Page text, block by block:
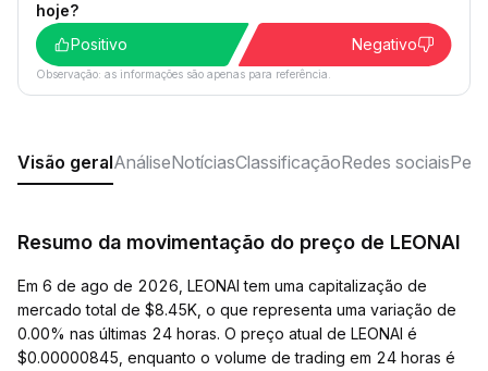
hoje?
Positivo
Negativo
Observação: as informações são apenas para referência.
Visão geralAnáliseNotíciasClassificaçãoRedes sociais
Resumo da movimentação do preço de LEONAI
Em 6 de ago de 2026, LEONAI tem uma capitalização de
mercado total de $8.45K, o que representa uma variação de
0.00% nas últimas 24 horas. O preço atual de LEONAI é
$0.00000845, enquanto o volume de trading em 24 horas é